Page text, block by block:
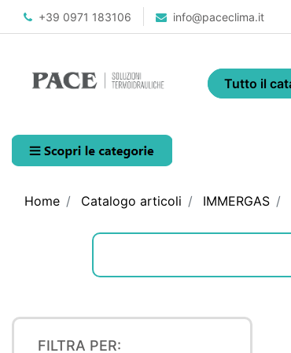
+39 0971 183106 info@paceclima.it
Open menu
Home Catalogo articoli IMMERGAS
FILTRA PER: